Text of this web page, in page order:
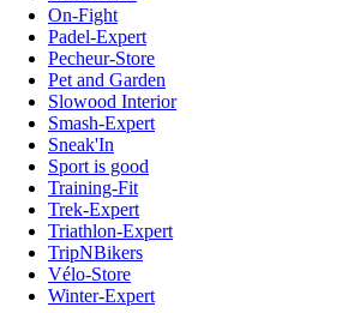
On-Fight
Padel-Expert
Pecheur-Store
Pet and Garden
Slowood Interior
Smash-Expert
Sneak'In
Sport is good
Training-Fit
Trek-Expert
Triathlon-Expert
TripNBikers
Vélo-Store
Winter-Expert